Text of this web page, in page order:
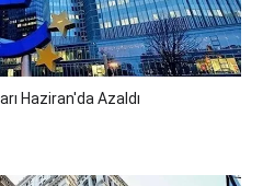
Haziran'da Azaldı